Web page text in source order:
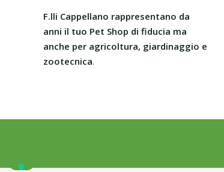
F.lli Cappellano rappresentano da
anni il tuo Pet Shop di fiducia ma
anche per agricoltura, giardinaggio e
zootecnica.